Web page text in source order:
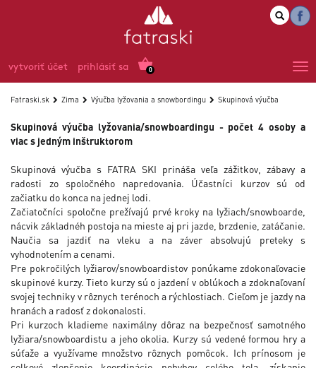
0
vytvoriť účet prihlásiť sa
Fatraski.sk Zima Výučba lyžovania a snowbordingu Skupinová výučba
Skupinová výučba lyžovania/snowboardingu - počet 4 osoby a
viac s jedným inštruktorom
Skupinová výučba s FATRA SKI prináša veľa zážitkov, zábavy a
radosti zo spoločného napredovania. Účastníci kurzov sú od
začiatku do konca na jednej lodi.
Začiatočníci spoločne prežívajú prvé kroky na lyžiach/snowboarde,
nácvik základnéh postoja na mieste aj pri jazde, brzdenie, zatáčanie.
Naučia sa jazdiť na vleku a na záver absolvujú preteky s
vyhodnotením a cenami.
Pre pokročilých lyžiarov/snowboardistov ponúkame zdokonaľovacie
skupinové kurzy. Tieto kurzy sú o jazdení v oblúkoch a zdoknaľovaní
svojej techniky v rôznych terénoch a rýchlostiach. Cieľom je jazdy na
hranách a radosť z dokonalosti.
Pri kurzoch kladieme naximálny dôraz na bezpečnosť samotného
lyžiara/snowboardistu a jeho okolia. Kurzy sú vedené formou hry a
súťaže a využívame množstvo rôznych pomôcok. Ich prínosom je